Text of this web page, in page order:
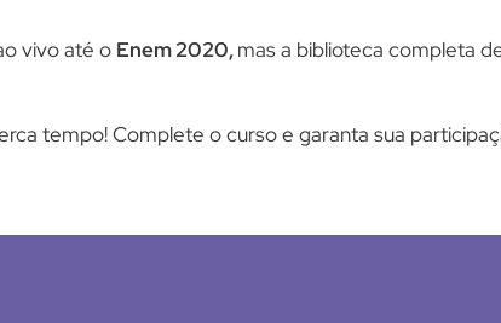
vivo até o Enem 2020,mas a biblioteca completa
tempo! Complete o curso e garanta sua